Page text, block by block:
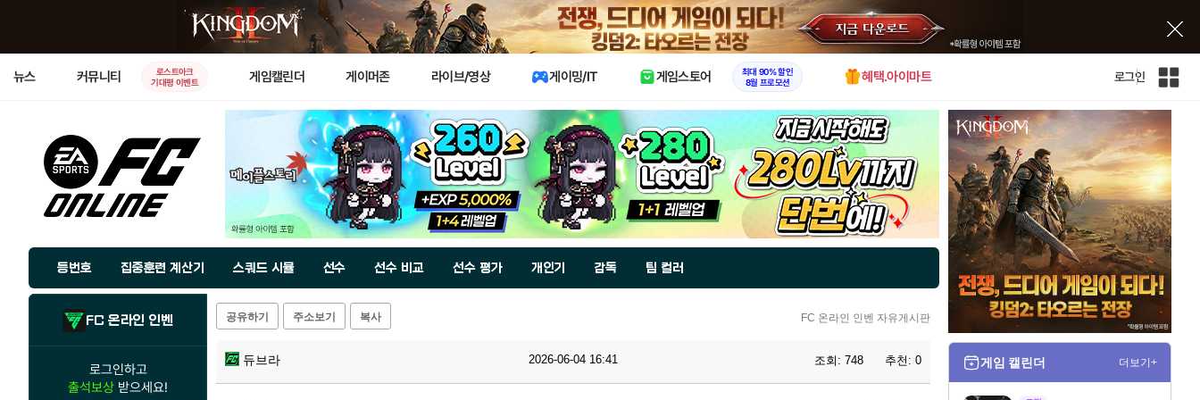
X
뉴스 커뮤니티
로스트아크
기대평 이벤트
게임캘린더 게이머존 라이브/영상 게이밍/IT 게임스토어
최대 90% 할인
8월 프로모션
혜택.아이마트 로그인
인
사
이
트
맵
등번호 집중훈련 계산기 스쿼드 시뮬 선수 선수 비교 선수 평가 개인기 감독 팀 컬러
FC 온라인 인벤
로그인하고
출석보상 받으세요!
공유하기 주소보기 복사 FC 온라인 인벤 자유게시판
듀브라 2026-06-04 16:41 조회: 748 추천: 0 게임 캘린더 더보기+